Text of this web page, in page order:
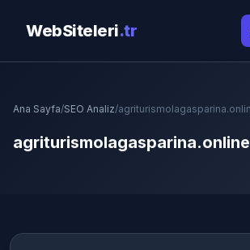
WebSiteleri.tr
Ana Sayfa/SEO Analiz/